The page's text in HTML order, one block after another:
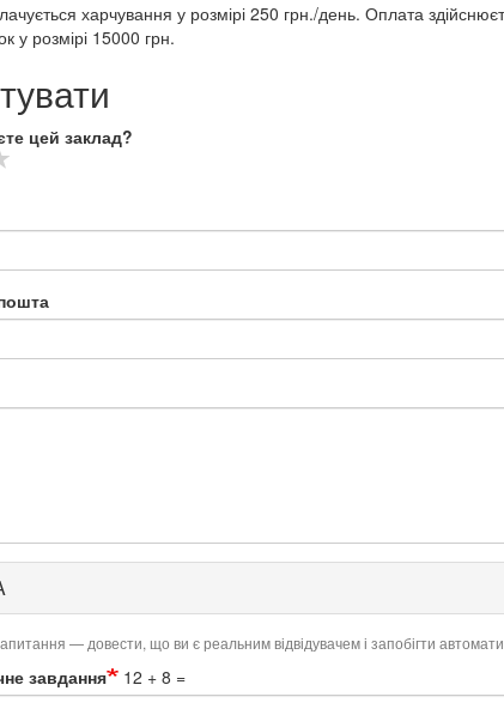
харчування у розмірі 250 грн./день. Оплата
у розмірі 15000 грн.
цей заклад?
— довести, що ви є реальним відвідувачем і запобігти
завдання 12 + 8 =